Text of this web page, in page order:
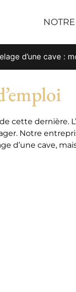
d’une cave :
cette dernière.
Notre
d’une cave,